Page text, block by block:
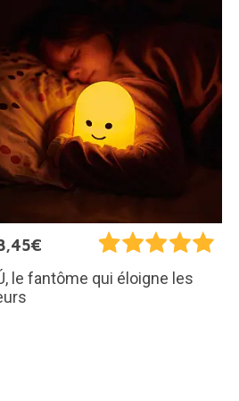
le fantôme qui éloigne les